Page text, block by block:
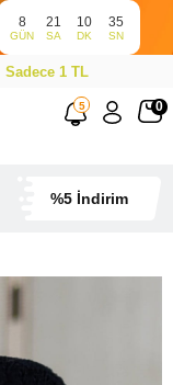
8
GÜN
21
SA
10
DK
35
SN
Sadece 1 TL
5 0
%5 İndirim